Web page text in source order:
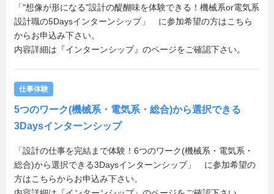
「"想像が形になる"設計の醍醐味を体験できる！機械系or電気系
設計職の5Daysインターンシップ」 に参加希望の方はこちら
からお申込み下さい。
内容詳細は『インターンシップ』のページをご確認下さい。
仕事体験
5つのワーク(機械系・電気系・総合)から選択できる
3Daysインターンシップ
「設計の仕事を完結まで体験！6つのワーク(機械系・電気系・
総合)から選択できる3Daysインターンシップ」 に参加希望の
方はこちらからお申込み下さい。